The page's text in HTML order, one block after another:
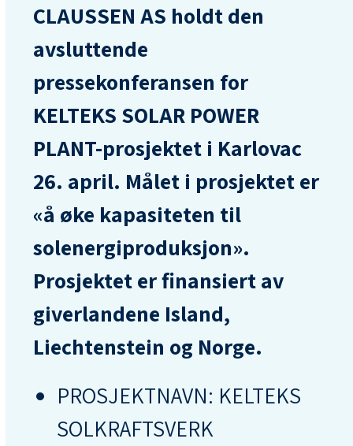
CLAUSSEN AS holdt den
avsluttende
pressekonferansen for
KELTEKS SOLAR POWER
PLANT-prosjektet i Karlovac
26. april. Målet i prosjektet er
«å øke kapasiteten til
solenergiproduksjon».
Prosjektet er finansiert av
giverlandene Island,
Liechtenstein og Norge.
PROSJEKTNAVN: KELTEKS
SOLKRAFTSVERK